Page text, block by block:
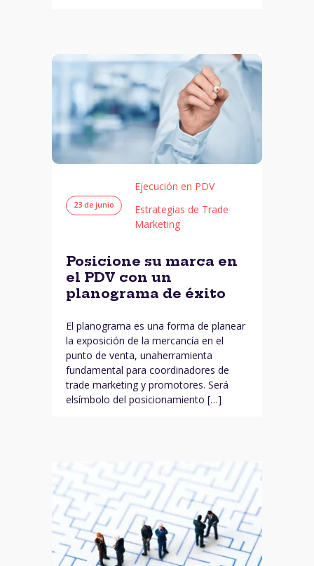
23 de junio
Ejecución en PDV
Estrategias de Trade
Marketing
Posicione su marca en
el PDV con un
planograma de éxito
El planograma es una forma de planear
la exposición de la mercancía en el
punto de venta, unaherramienta
fundamental para coordinadores de
trade marketing y promotores. Será
elsímbolo del posicionamiento […]